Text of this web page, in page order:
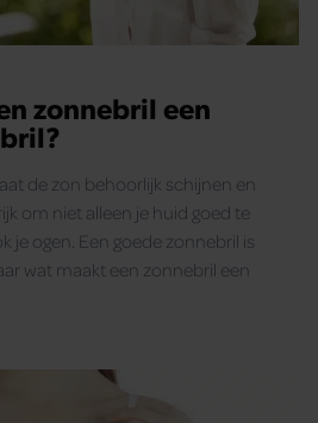
zonnebril een
de zon behoorlijk schijnen en
om niet alleen je huid goed te
je ogen. Een goede zonnebril is
wat maakt een zonnebril een